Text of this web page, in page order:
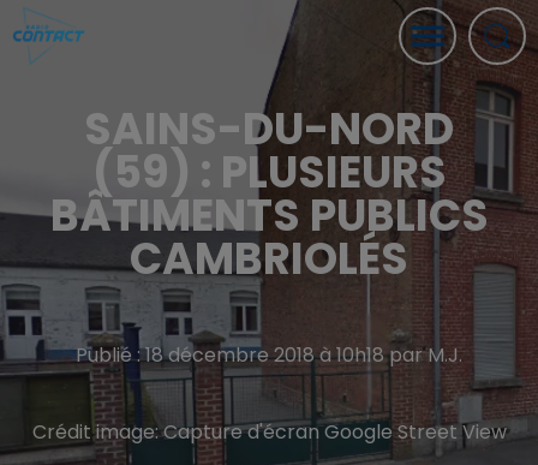
SAINS-DU-NORD
(59) : PLUSIEURS
BÂTIMENTS PUBLICS
CAMBRIOLÉS
Publié : 18 décembre 2018 à 10h18 par M.J.
Crédit image:Capture d'écran Google Street View